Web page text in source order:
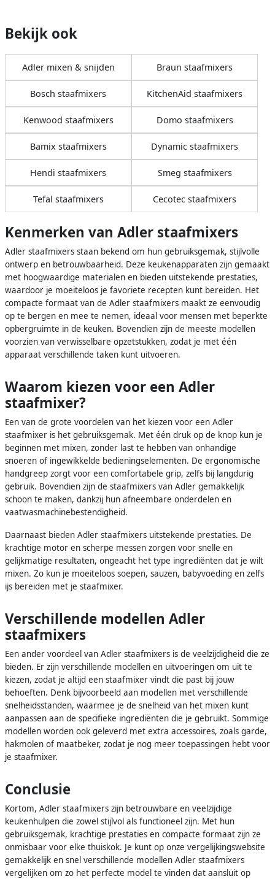
Bekijk ook
Adler mixen & snijden Braun staafmixers
Bosch staafmixers KitchenAid staafmixers
Kenwood staafmixers Domo staafmixers
Bamix staafmixers Dynamic staafmixers
Hendi staafmixers Smeg staafmixers
Tefal staafmixers Cecotec staafmixers
Kenmerken van Adler staafmixers
Adler staafmixers staan bekend om hun gebruiksgemak, stijlvolle
ontwerp en betrouwbaarheid. Deze keukenapparaten zijn gemaakt
met hoogwaardige materialen en bieden uitstekende prestaties,
waardoor je moeiteloos je favoriete recepten kunt bereiden. Het
compacte formaat van de Adler staafmixers maakt ze eenvoudig
op te bergen en mee te nemen, ideaal voor mensen met beperkte
opbergruimte in de keuken. Bovendien zijn de meeste modellen
voorzien van verwisselbare opzetstukken, zodat je met één
apparaat verschillende taken kunt uitvoeren.
Waarom kiezen voor een Adler
staafmixer?
Een van de grote voordelen van het kiezen voor een Adler
staafmixer is het gebruiksgemak. Met één druk op de knop kun je
beginnen met mixen, zonder last te hebben van onhandige
snoeren of ingewikkelde bedieningselementen. De ergonomische
handgreep zorgt voor een comfortabele grip, zelfs bij langdurig
gebruik. Bovendien zijn de staafmixers van Adler gemakkelijk
schoon te maken, dankzij hun afneembare onderdelen en
vaatwasmachinebestendigheid.
Daarnaast bieden Adler staafmixers uitstekende prestaties. De
krachtige motor en scherpe messen zorgen voor snelle en
gelijkmatige resultaten, ongeacht het type ingrediënten dat je wilt
mixen. Zo kun je moeiteloos soepen, sauzen, babyvoeding en zelfs
ijs bereiden met je staafmixer.
Verschillende modellen Adler
staafmixers
Een ander voordeel van Adler staafmixers is de veelzijdigheid die ze
bieden. Er zijn verschillende modellen en uitvoeringen om uit te
kiezen, zodat je altijd een staafmixer vindt die past bij jouw
behoeften. Denk bijvoorbeeld aan modellen met verschillende
snelheidsstanden, waarmee je de snelheid van het mixen kunt
aanpassen aan de specifieke ingrediënten die je gebruikt. Sommige
modellen worden ook geleverd met extra accessoires, zoals garde,
hakmolen of maatbeker, zodat je nog meer toepassingen hebt voor
je staafmixer.
Conclusie
Kortom, Adler staafmixers zijn betrouwbare en veelzijdige
keukenhulpen die zowel stijlvol als functioneel zijn. Met hun
gebruiksgemak, krachtige prestaties en compacte formaat zijn ze
onmisbaar voor elke thuiskok. Je kunt op onze vergelijkingswebsite
gemakkelijk en snel verschillende modellen Adler staafmixers
vergelijken om zo het perfecte model te vinden dat aansluit op